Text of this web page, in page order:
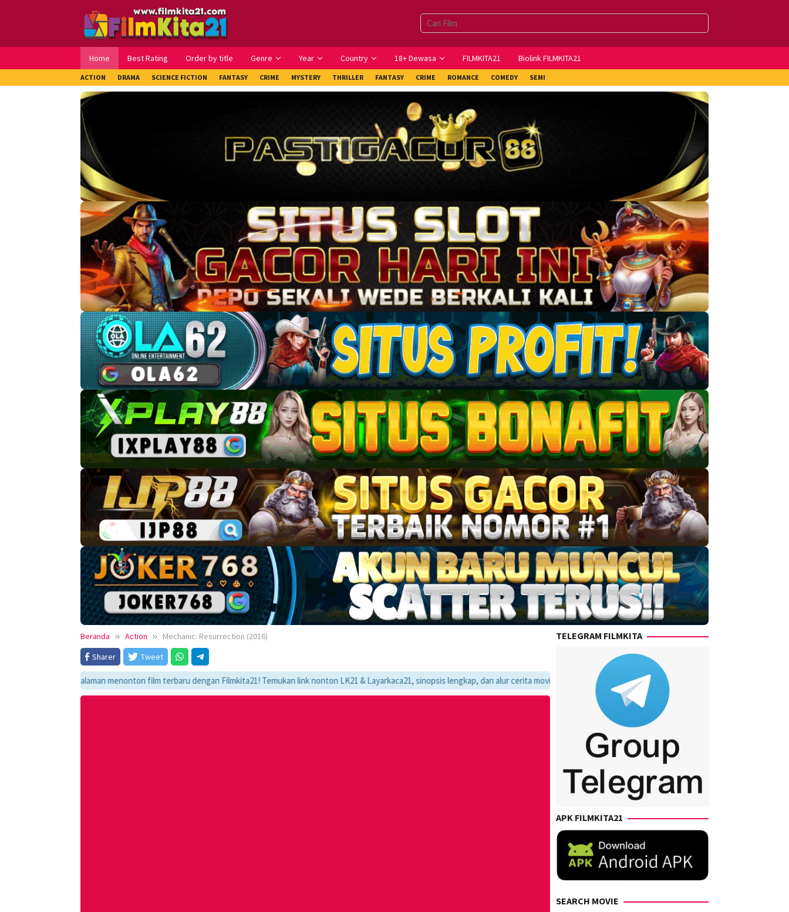
Home Best Rating Order by title Genre Year Country 18+ Dewasa FILMKITA21 Biolink FILMKITA21
ACTION DRAMA SCIENCE FICTION FANTASY CRIME MYSTERY THRILLER FANTASY CRIME ROMANCE COMEDY SEMI
Beranda Action
Mechanic: Resurrection (2016)
Sharer
Tweet
pengalaman menonton film terbaru dengan Filmkita21! Temukan link nonton LK21 & Layarkaca21, sinopsis lengkap, dan alur cerita movie favoritmu dalam satu tempat yang praktis dan update setiap hari.
TELEGRAM FILMKITA
APK FILMKITA21
SEARCH MOVIE